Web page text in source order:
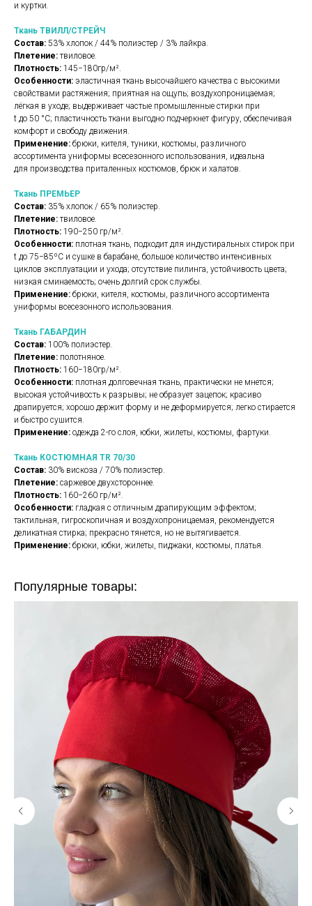
и куртки.
Ткань ТВИЛЛ/СТРЕЙЧ
Состав: 53% хлопок / 44% полиэстер / 3% лайкра.
Плетение: твиловое.
Плотность: 145−180гр/м².
Особенности: эластичная ткань высочайшего качества с высокими
свойствами растяжения; приятная на ощупь; воздухопроницаемая;
лёгкая в уходе; выдерживает частые промышленные стирки при
t до 50 °C; пластичность ткани выгодно подчеркнет фигуру, обеспечивая
комфорт и свободу движения.
Применение: брюки, кителя, туники, костюмы, различного
ассортимента униформы всесезонного использования, идеальна
для производства приталенных костюмов, брюк и халатов.
Ткань ПРЕМЬЕР
Состав: 35% хлопок / 65% полиэстер.
Плетение: твиловое.
Плотность: 190−250 гр/м².
Особенности: плотная ткань, подходит для индустиральных стирок при
t до 75−85ºС и сушке в барабане, большое количество интенсивных
циклов эксплуатации и ухода; отсутствие пилинга, устойчивость цвета;
низкая сминаемость; очень долгий срок службы.
Применение: брюки, кителя, костюмы, различного ассортимента
униформы всесезонного использования.
Ткань ГАБАРДИН
Состав: 100% полиэстер.
Плетение: полотняное.
Плотность: 160−180гр/м².
Особенности: плотная долговечная ткань, практически не мнется;
высокая устойчивость к разрывы; не образует зацепок; красиво
драпируется; хорошо держит форму и не деформируется; легко стирается
и быстро сушится.
Применение: одежда 2-го слоя, юбки, жилеты, костюмы, фартуки.
Ткань КОСТЮМНАЯ TR 70/30
Состав: 30% вискоза / 70% полиэстер.
Плетение: саржевое двухстороннее.
Плотность: 160−260 гр/м².
Особенности: гладкая с отличным драпирующим эффектом;
тактильная, гигроскопичная и воздухопроницаемая, рекомендуется
деликатная стирка; прекрасно тянется, но не вытягивается.
Применение: брюки, юбки, жилеты, пиджаки, костюмы, платья.
Популярные товары: